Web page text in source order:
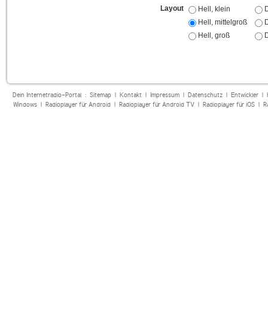
Layout
Hell, klein
Hell, mittelgroß
Hell, groß
Dein Internetradio-Portal : Sitemap| Kontakt| Impressum| Datenschutz| Entwickler|
Windows| Radioplayer für Android| Radioplayer für Android TV| Radioplayer für iOS|